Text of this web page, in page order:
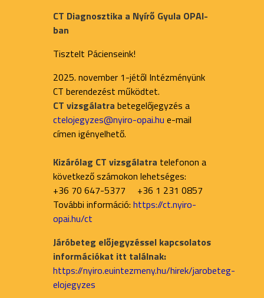
CT Diagnosztika a Nyírő Gyula OPAI-
ban
Tisztelt Pácienseink!
2025. november 1-jétől Intézményünk
CT berendezést működtet.
CT vizsgálatra betegelőjegyzés a
ctelojegyzes@nyiro-opai.hu e-mail
címen igényelhető.
Kizárólag CT vizsgálatra telefonon a
következő számokon lehetséges:
+36 70 647-5377 +36 1 231 0857
További információ: https://ct.nyiro-
opai.hu/ct
Járóbeteg előjegyzéssel kapcsolatos
információkat itt találnak:
https://nyiro.euintezmeny.hu/hirek/jarobeteg-
elojegyzes